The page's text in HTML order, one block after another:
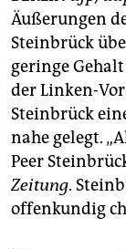
shop
fragen & hilfe
unterstützen
abo
genossenschaft
epaper login
Äußerungen
Steinbrück
geringe
der Linken-
Steinbrück
nahe gelegt.
Peer
Zeitung.
offenkundig